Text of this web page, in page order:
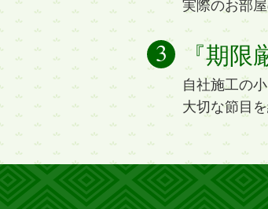
実際のお部
『期限
自社施工の
大切な節目